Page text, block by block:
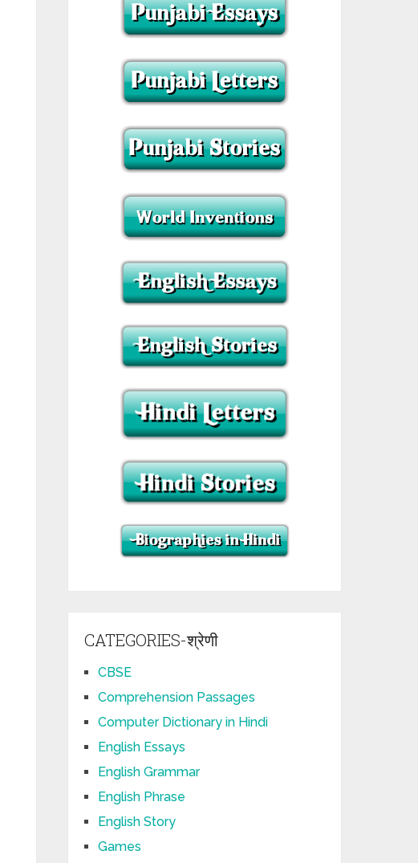
CATEGORIES-श्रेणी
CBSE
Comprehension Passages
Computer Dictionary in Hindi
English Essays
English Grammar
English Phrase
English Story
Games